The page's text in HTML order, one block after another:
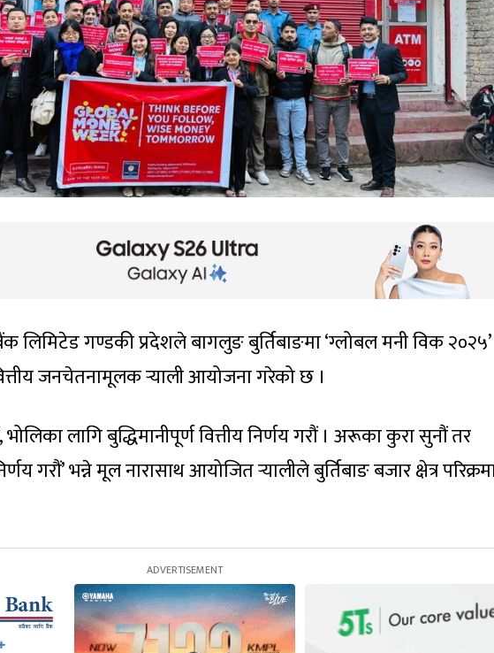
लिमिटेड गण्डकी प्रदेशले बागलुङ बुर्तिबाङमा ‘ग्लोबल मनी विक
जनचेतनामूलक र्‍याली आयोजना गरेको छ ।
लागि बुद्धिमानीपूर्ण वित्तीय निर्णय गरौं । अरूका कुरा सुनौं तर
गरौं’ भन्ने मूल नारासाथ आयोजित र्‍यालीले बुर्तिबाङ बजार क्षेत्र